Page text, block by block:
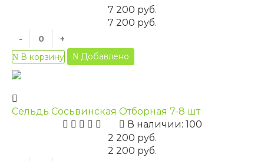
7 200 руб.
7 200 руб.
-
+
В корзину
Добавлено
Сельдь Сосьвинская Отборная 7-8 шт
В наличии: 100
2 200 руб.
2 200 руб.